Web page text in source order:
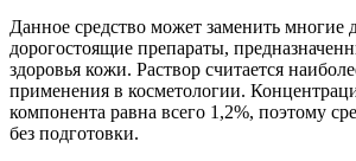
Данное средство может заменить многие
дорогостоящие препараты,
здоровья кожи. Раствор считается
применения в косметологии.
компонента равна всего 1,2%, поэтому
без подготовки.